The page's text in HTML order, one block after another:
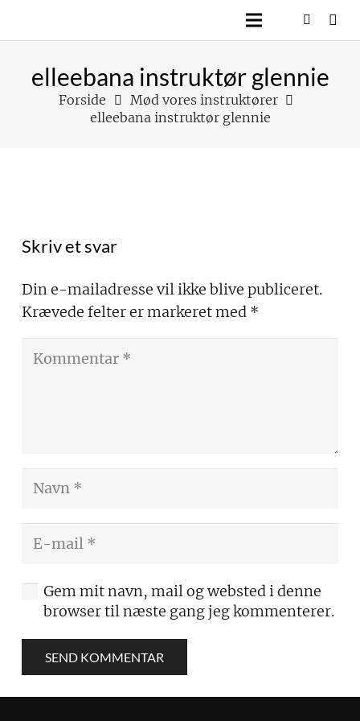
elleebana instruktør glennie
Forside
Mød vores instruktører
elleebana instruktør glennie
Skriv et svar
Din e-mailadresse vil ikke blive publiceret.
Krævede felter er markeret med *
Gem mit navn, mail og websted i denne
browser til næste gang jeg kommenterer.
SEND KOMMENTAR